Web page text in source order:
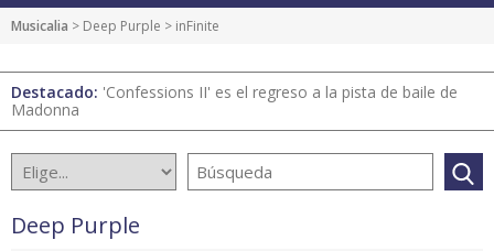
Musicalia > Deep Purple > inFinite
Destacado: 'Confessions II' es el regreso a la pista de baile de
Madonna
Deep Purple